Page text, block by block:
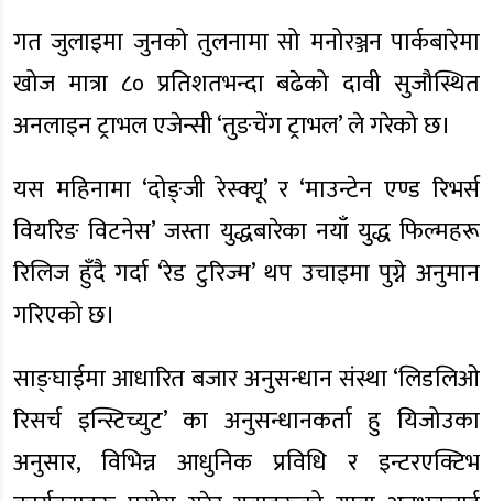
गत जुलाइमा जुनको तुलनामा सो मनोरञ्जन पार्कबारेमा
खोज मात्रा ८० प्रतिशतभन्दा बढेको दावी सुजौस्थित
अनलाइन ट्राभल एजेन्सी ‘तुङचेंग ट्राभल’ ले गरेको छ।
यस महिनामा ‘दोङ्जी रेस्क्यू’ र ‘माउन्टेन एण्ड रिभर्स
वियरिङ विटनेस’ जस्ता युद्धबारेका नयाँ युद्ध फिल्महरू
रिलिज हुँदै गर्दा ‘रेड टुरिज्म’ थप उचाइमा पुग्ने अनुमान
गरिएको छ।
साङ्घाईमा आधारित बजार अनुसन्धान संस्था ‘लिडलिओ
रिसर्च इन्स्टिच्युट’ का अनुसन्धानकर्ता हु यिजोउका
अनुसार, विभिन्न आधुनिक प्रविधि र इन्टरएक्टिभ